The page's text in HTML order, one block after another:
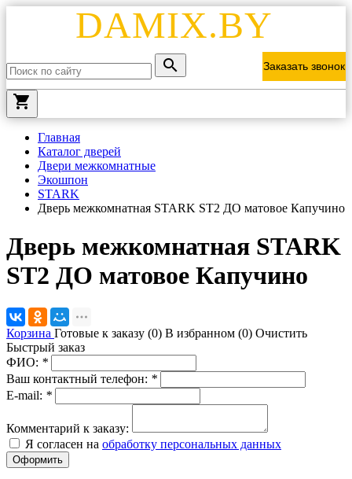
DAMIX.BY
Заказать звонок
local_grocery_store
Главная
Каталог дверей
Двери межкомнатные
Экошпон
STARK
Дверь межкомнатная STARK ST2 ДО матовое Капучино
Дверь межкомнатная STARK
ST2 ДО матовое Капучино
Корзина Готовые к заказу (0) В избранном (0) Очистить
Быстрый заказ
ФИО: *
Ваш контактный телефон: *
E-mail: *
Комментарий к заказу:
Я согласен на обработку персональных данных